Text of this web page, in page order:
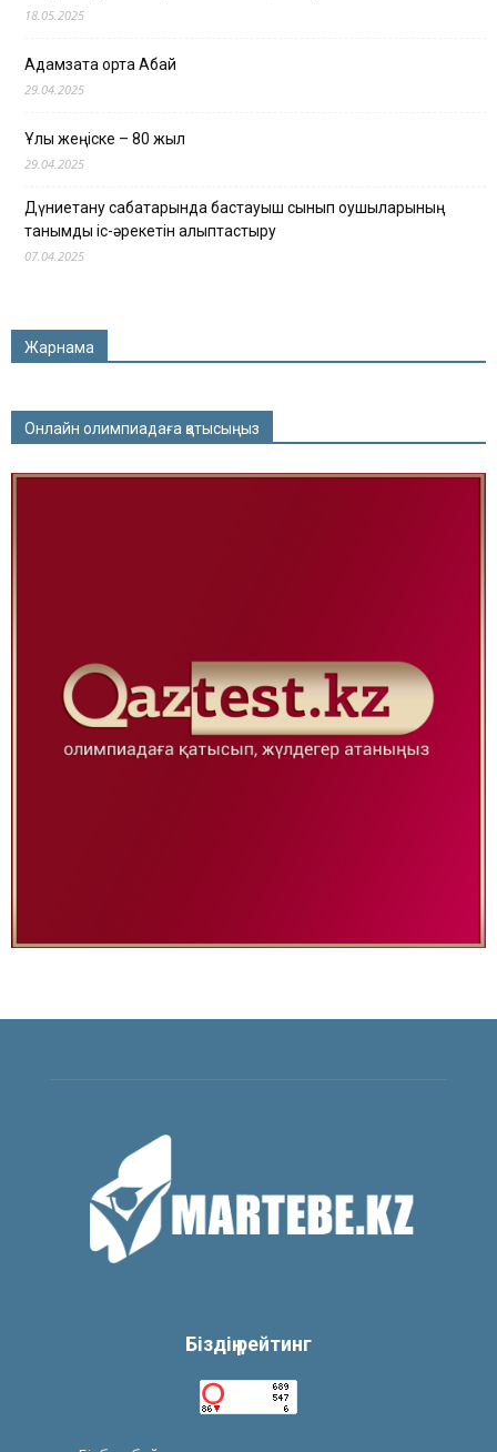
18.05.2025
Адамзатқа ортақ Абай
29.04.2025
Ұлы жеңіске – 80 жыл
29.04.2025
Дүниетану сабақтарында бастауыш сынып оқушыларының
танымдық іс-әрекетін қалыптастыру
07.04.2025
Жарнама
Онлайн олимпиадаға қатысыңыз
Біздің рейтинг